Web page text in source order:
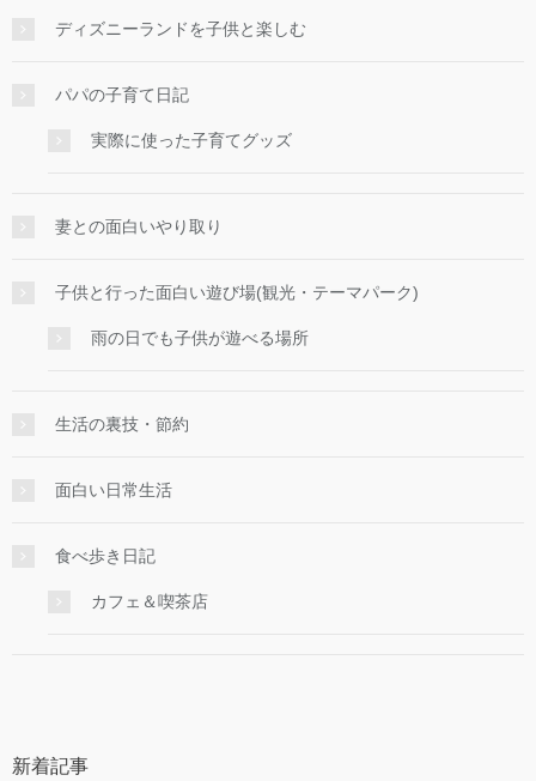
ディズニーランドを子供と楽しむ
パパの子育て日記
実際に使った子育てグッズ
妻との面白いやり取り
子供と行った面白い遊び場(観光・テーマパーク)
雨の日でも子供が遊べる場所
生活の裏技・節約
面白い日常生活
食べ歩き日記
カフェ＆喫茶店
新着記事